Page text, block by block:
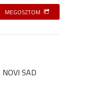
MEGOSZTOM
SAD